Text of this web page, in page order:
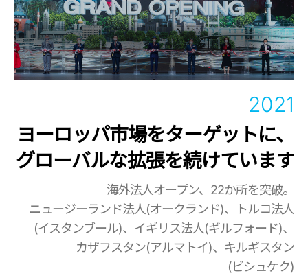
2021
ヨーロッパ市場をターゲットに、
グローバルな拡張を続けています
海外法人オープン、22か所を突破。
ニュージーランド法人(オークランド)、トルコ法人
(イスタンブール)、イギリス法人(ギルフォード)、
カザフスタン(アルマトイ)、キルギスタン
(ビシュケク)